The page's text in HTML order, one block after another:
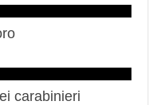
carabinieri